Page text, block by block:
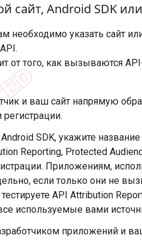
сайт, Android SDK
необходимо указать сайт
от того, как вызываются
и ваш сайт напрямую
регистрации.
SDK, укажите
Reporting, Protected
Приложениям,
если только они не
API Attribution
используемые вами
приложений и